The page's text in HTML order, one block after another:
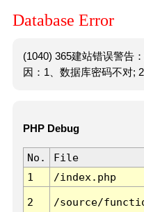
Database Error
(1040) 365建站错误警告
因：1、数据库密码不对;
PHP Debug
No. File
1
/index.php
2 /source/